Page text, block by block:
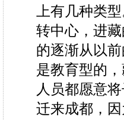
上有几种类
转中心，进
的逐渐从以
是教育型的
人员都愿意
迁来成都，